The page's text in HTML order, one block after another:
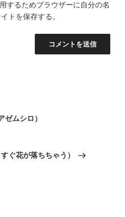
するためブラウザーに自分の名
トを保存する。
ムシロ）
ぐ花が落ちちゃう）